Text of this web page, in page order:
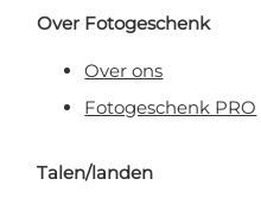
Over Fotogeschenk
Over ons
Fotogeschenk PRO
Talen/landen